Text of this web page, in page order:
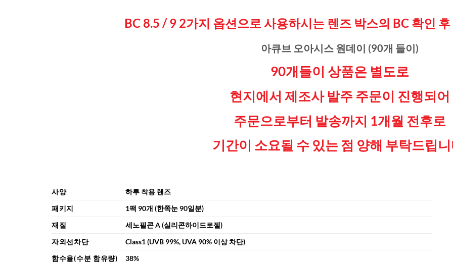
BC 8.5 / 9 2가지 옵션으로 사용하시는 렌즈 박스의 BC 확인
아큐브 오아시스 원데이 (90개 들이)
90개들이 상품은 별도로
현지에서 제조사 발주 주문이 진행되어
주문으로부터 발송까지 1개월 전후로
기간이 소요될 수 있는 점 양해 부탁드립
사양
하루 착용 렌즈
패키지
1팩 90개 (한쪽눈 90일분)
재질
세노필콘 A (실리콘하이드로젤)
자외선차단
Class1 (UVB 99%, UVA 90% 이상 차단)
함수율(수분 함유량)
38%